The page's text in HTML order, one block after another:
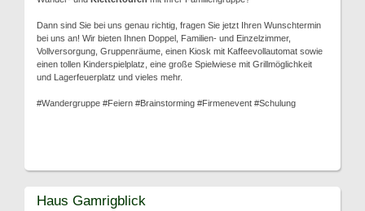
Dann sind Sie bei uns genau richtig, fragen Sie jetzt Ihren Wunschtermin
bei uns an! Wir bieten Ihnen Doppel, Familien- und Einzelzimmer,
Vollversorgung, Gruppenräume, einen Kiosk mit Kaffeevollautomat sowie
einen tollen Kinderspielplatz, eine große Spielwiese mit Grillmöglichkeit
und Lagerfeuerplatz und vieles mehr.
#Wandergruppe #Feiern #Brainstorming #Firmenevent #Schulung
Haus Gamrigblick